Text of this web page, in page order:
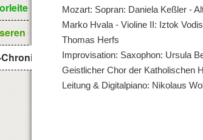
Gottesdiensten
Mozart: Sopran: Daniela Keßler -
Marko Hvala - Violine II: Iztok
Thomas Herfs
Improvisation: Saxophon: Ursula
Geistlicher Chor der Katholischen
Leitung & Digitalpiano: Nikolaus